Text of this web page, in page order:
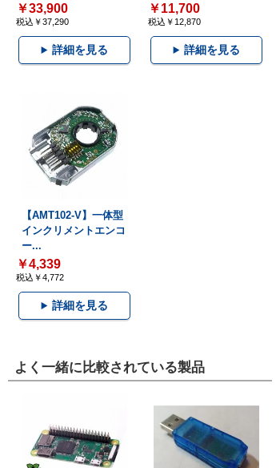
￥33,900
税込￥37,290
詳細を見る
￥11,700
税込￥12,870
詳細を見る
【AMT102-V】一体型
インクリメントエンコ
ー...
￥4,339
税込￥4,772
詳細を見る
よく一緒に比較されている製品